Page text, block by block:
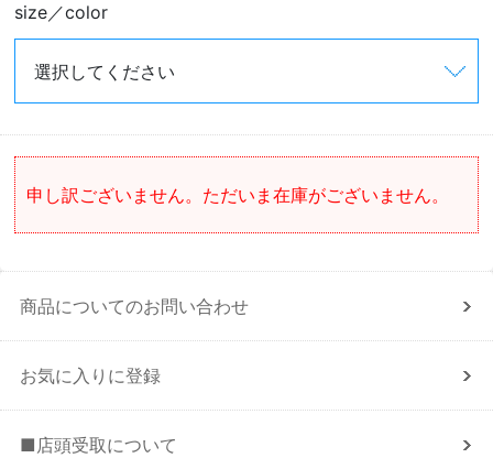
size／color
申し訳ございません。ただいま在庫がございません。
商品についてのお問い合わせ
お気に入りに登録
■店頭受取について